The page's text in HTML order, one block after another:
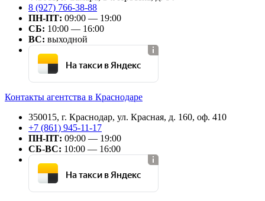
8 (927) 766-38-88
ПН-ПТ: 09:00 — 19:00
СБ: 10:00 — 16:00
ВС: выходной
На такси в Яндекс
Контакты агентства в Краснодаре
350015, г. Краснодар, ул. Красная, д. 160, оф. 410
+7 (861) 945-11-17
ПН-ПТ: 09:00 — 19:00
СБ-ВС: 10:00 — 16:00
На такси в Яндекс